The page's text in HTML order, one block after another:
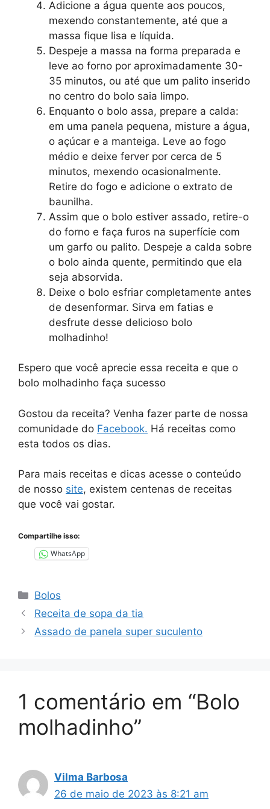
Adicione a água quente aos poucos,
mexendo constantemente, até que a
massa fique lisa e líquida.
Despeje a massa na forma preparada e
leve ao forno por aproximadamente 30-
35 minutos, ou até que um palito inserido
no centro do bolo saia limpo.
Enquanto o bolo assa, prepare a calda:
em uma panela pequena, misture a água,
o açúcar e a manteiga. Leve ao fogo
médio e deixe ferver por cerca de 5
minutos, mexendo ocasionalmente.
Retire do fogo e adicione o extrato de
baunilha.
Assim que o bolo estiver assado, retire-o
do forno e faça furos na superfície com
um garfo ou palito. Despeje a calda sobre
o bolo ainda quente, permitindo que ela
seja absorvida.
Deixe o bolo esfriar completamente antes
de desenformar. Sirva em fatias e
desfrute desse delicioso bolo
molhadinho!
Espero que você aprecie essa receita e que o
bolo molhadinho faça sucesso
Gostou da receita? Venha fazer parte de nossa
comunidade do Facebook. Há receitas como
esta todos os dias.
Para mais receitas e dicas acesse o conteúdo
de nosso site, existem centenas de receitas
que você vai gostar.
Compartilhe isso:
WhatsApp
Categorias
Bolos
Receita de sopa da tia
Assado de panela super suculento
1 comentário em “Bolo
molhadinho”
Vilma Barbosa
26 de maio de 2023 às 8:21 am